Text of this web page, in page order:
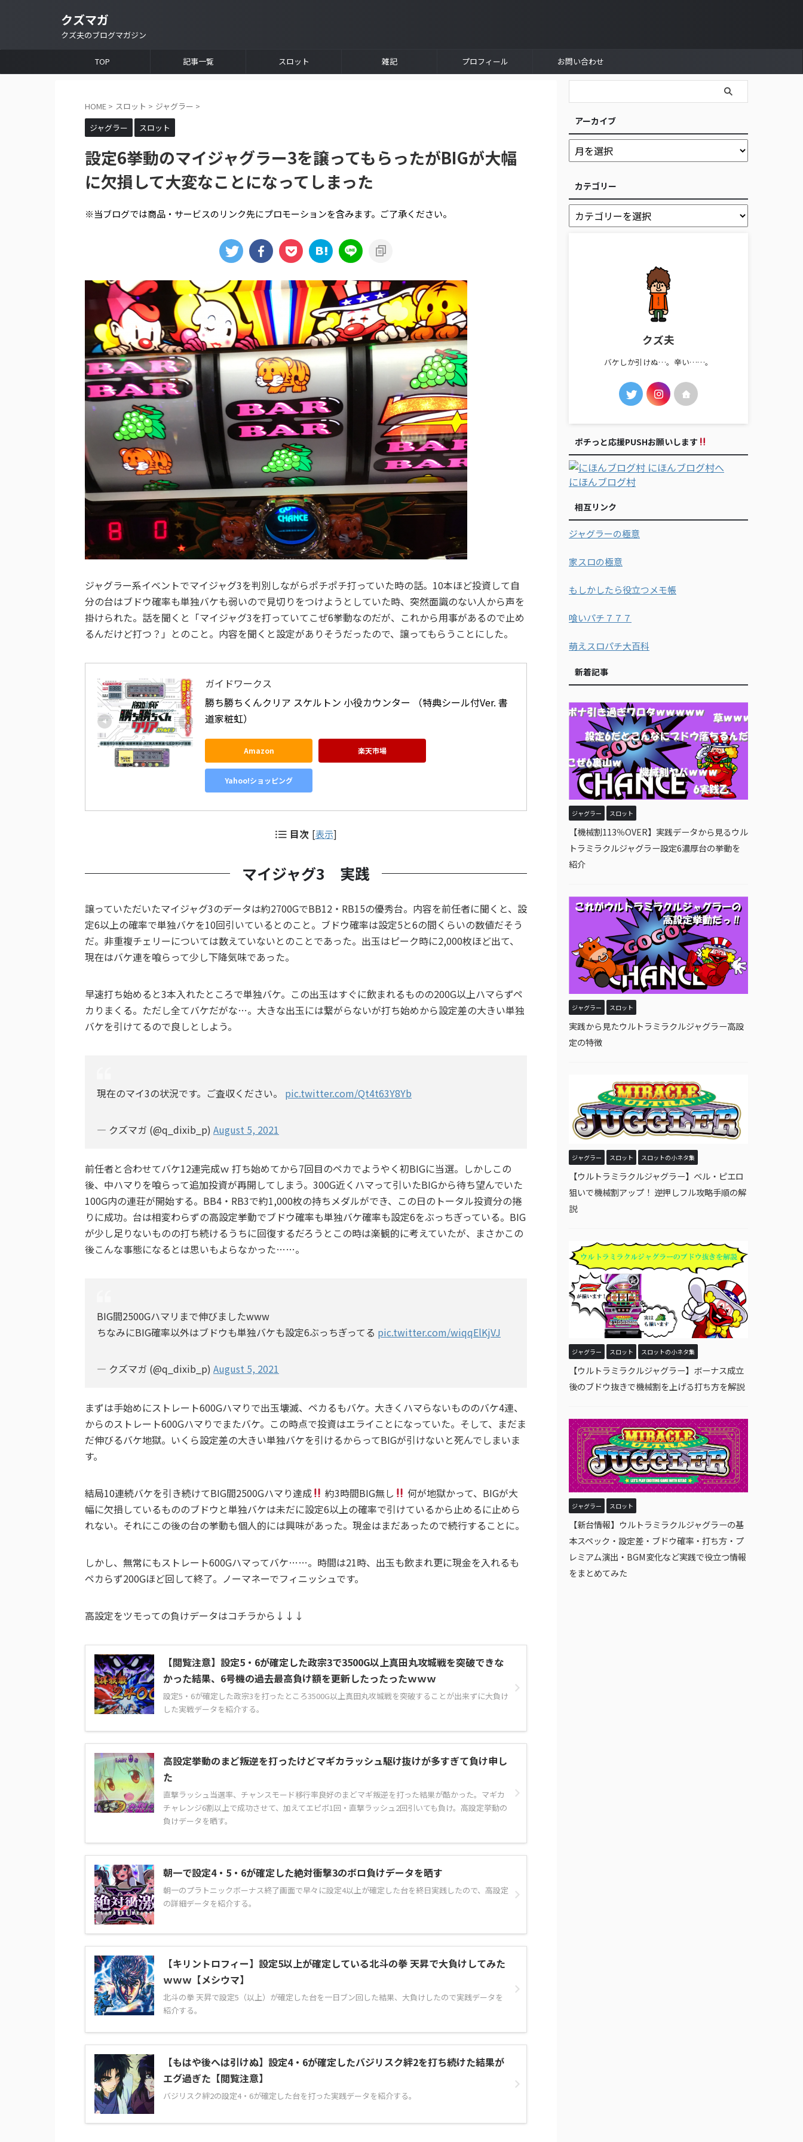
クズマガ
クズ夫のブログマガジン
TOP 記事一覧 スロット 雑記 プロフィール お問い合わせ
HOME > スロット > ジャグラー >
ジャグラー
スロット
設定6挙動のマイジャグラー3を譲ってもらったがBIGが大幅
に欠損して大変なことになってしまった
※当ブログでは商品・サービスのリンク先にプロモーションを含みます。ご了承ください。
ジャグラー系イベントでマイジャグ3を判別しながらポチポチ打っていた時の話。10本ほど投資して自
分の台はブドウ確率も単独バケも弱いので見切りをつけようとしていた時、 突然面識のない人から声を
掛けられた。話を聞くと「マイジャグ3を打っていてこぜ6挙動なのだが、これから用事があるので止め
るんだけど打つ？」とのこと。内容を聞くと設定がありそうだったので、譲ってもらうことにした。
ガイドワークス
勝ち勝ちくんクリア スケルトン 小役カウンター （特典シール付Ver. 書
道家粧虹）
Amazon 楽天市場
Yahoo!ショッピング
目次 [表示]
マイジャグ3 実践
譲っていただいたマイジャグ3のデータは約2700GでBB12・RB15の優秀台。内容を前任者に聞くと、設
定6以上の確率で単独バケを10回引いているとのこと。ブドウ確率は設定5と6の間くらいの数値だそう
だ。非重複チェリーについては数えていないとのことであった。出玉はピーク時に2,000枚ほど出て、
現在はバケ連を喰らって少し下降気味であった。
早速打ち始めると3本入れたところで単独バケ。この出玉はすぐに飲まれるものの200G以上ハマらずペ
カりまくる。ただし全てバケだがな…。大きな出玉には繋がらないが打ち始めから設定差の大きい単独
バケを引けてるので良しとしよう。
現在のマイ3の状況です。ご査収ください。 pic.twitter.com/Qt4t63Y8Yb
— クズマガ (@q_dixib_p) August 5, 2021
前任者と合わせてバケ12連完成ｗ 打ち始めてから7回目のペカでようやく初BIGに当選。しかしこの
後、中ハマりを喰らって追加投資が再開してしまう。300G近くハマって引いたBIGから待ち望んでいた
100G内の連荘が開始する。BB4・RB3で約1,000枚の持ちメダルができ、この日のトータル投資分の捲
りに成功。台は相変わらずの高設定挙動でブドウ確率も単独バケ確率も設定6をぶっちぎっている。BIG
が少し足りないものの打ち続けるうちに回復するだろうとこの時は楽観的に考えていたが、まさかこの
後こんな事態になるとは思いもよらなかった……。
BIG間2500Gハマリまで伸びましたwww
ちなみにBIG確率以外はブドウも単独バケも設定6ぶっちぎってる pic.twitter.com/wiqqElKjVJ
— クズマガ (@q_dixib_p) August 5, 2021
まずは手始めにストレート600Gハマりで出玉壊滅、ペカるもバケ。大きくハマらないもののバケ4連、
からのストレート600Gハマりでまたバケ。この時点で投資はエライことになっていた。そして、まだま
だ伸びるバケ地獄。いくら設定差の大きい単独バケを引けるからってBIGが引けないと死んでしまいま
す。
結局10連続バケを引き続けてBIG間2500Gハマり達成 約3時間BIG無し
何が地獄かって、BIGが大
幅に欠損しているもののブドウと単独バケは未だに設定6以上の確率で引けているから止めるに止めら
れない。それにこの後の台の挙動も個人的には興味があった。現金はまだあったので続行することに。
しかし、無常にもストレート600Gハマってバケ……。時間は21時、出玉も飲まれ更に現金を入れるも
ペカらず200Gほど回して終了。ノーマネーでフィニッシュです。
高設定をツモっての負けデータはコチラから↓↓↓
【閲覧注意】設定5・6が確定した政宗3で3500G以上真田丸攻城戦を突破できな
かった結果、6号機の過去最高負け額を更新したったったｗｗｗ
設定5・6が確定した政宗3を打ったところ3500G以上真田丸攻城戦を突破することが出来ずに大負け
した実戦データを紹介する。
高設定挙動のまど叛逆を打ったけどマギカラッシュ駆け抜けが多すぎて負け申し
た
直撃ラッシュ当選率、チャンスモード移行率良好のまどマギ叛逆を打った結果が酷かった。マギカ
チャレンジ6割以上で成功させて、加えてエピボ1回・直撃ラッシュ2回引いても負け。高設定挙動の
負けデータを晒す。
朝一で設定4・5・6が確定した絶対衝撃3のボロ負けデータを晒す
朝一のプラトニックボーナス終了画面で早々に設定4以上が確定した台を終日実践したので、高設定
の詳細データを紹介する。
【キリントロフィー】設定5以上が確定している北斗の拳 天昇で大負けしてみた
ｗｗｗ【メシウマ】
北斗の拳 天昇で設定5（以上）が確定した台を一日ブン回した結果、大負けしたので実践データを
紹介する。
【もはや後へは引けぬ】設定4・6が確定したバジリスク絆2を打ち続けた結果が
エグ過ぎた【閲覧注意】
バジリスク絆2の設定4・6が確定した台を打った実践データを紹介する。
アーカイブ
カテゴリー
クズ夫
バケしか引けぬ…。辛い……。
ポチっと応援PUSHお願いします
にほんブログ村
相互リンク
ジャグラーの極意
家スロの極意
もしかしたら役立つメモ帳
喰いパチ７７７
萌えスロパチ大百科
新着記事
ジャグラー スロット
【機械割113％OVER】実践データから見るウル
トラミラクルジャグラー設定6濃厚台の挙動を
紹介
ジャグラー スロット
実践から見たウルトラミラクルジャグラー高設
定の特徴
ジャグラー スロット スロットの小ネタ集
【ウルトラミラクルジャグラー】ベル・ピエロ
狙いで機械割アップ！ 逆押しフル攻略手順の解
説
ジャグラー スロット スロットの小ネタ集
【ウルトラミラクルジャグラー】ボーナス成立
後のブドウ抜きで機械割を上げる打ち方を解説
ジャグラー スロット
【新台情報】ウルトラミラクルジャグラーの基
本スペック・設定差・ブドウ確率・打ち方・プ
レミアム演出・BGM変化など実践で役立つ情報
をまとめてみた